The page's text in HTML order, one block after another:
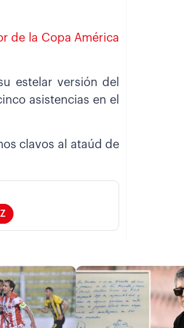
de la Copa América
estelar versión del
asistencias en el
clavos al ataúd de